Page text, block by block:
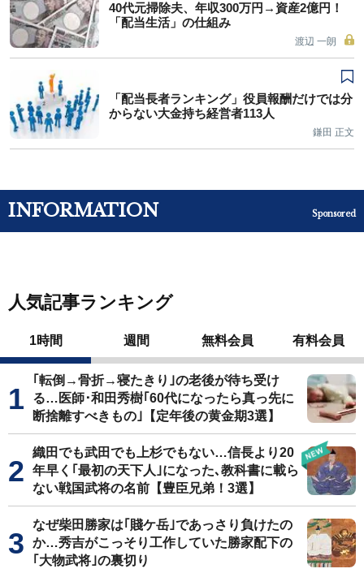
40代元掃除夫、年収300万円→資産2億円！
「配当生活」の仕組み
渡辺 一朗
「配当長者ランキング」役員報酬だけでは分
からない大金持ち経営者113人
鎌田 正文
INFORMATION Sponsored
人気記事ランキング
1時間 週間 無料会員 有料会員
｢転倒→骨折→寝たきり｣の老後が待ち受け
る…医師･和田秀樹｢60代になったら真っ先に
断捨離すべきもの｣【定年後の黄金期3選】
織田でも武田でも上杉でもない…信長より20
年早く｢最初の天下人｣になった､教科書に載ら
ない戦国武将の名前【豊臣兄弟！3選】
なぜ柴田勝家は｢賤ケ岳｣であっさり負けたの
か…秀吉がこっそり工作していた勝家配下の
｢大物武将｣の裏切り